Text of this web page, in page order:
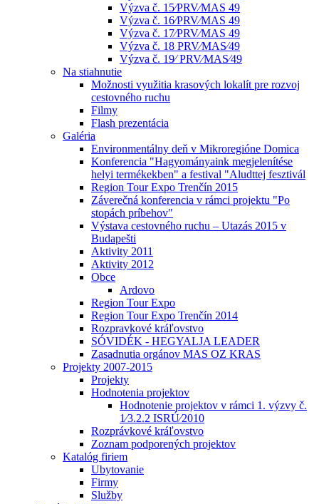
Výzva č. 15⁄PRV⁄MAS 49
Výzva č. 16⁄PRV⁄MAS 49
Výzva č. 17⁄PRV⁄MAS 49
Výzva č. 18 PRV⁄MAS⁄49
Výzva č. 19⁄ PRV⁄MAS⁄49
Na stiahnutie
Možnosti využitia krasových lokalít pre rozvoj
cestovného ruchu
Filmy
Flash prezentácia
Galéria
Environmentálny deň v Mikroregióne Domica
Konferencia "Hagyományaink megjelenítése
helyi termékekben" a festival "Aludttej fesztivál
Region Tour Expo Trenčín 2015
Záverečná konferencia v rámci projektu "Po
stopách príbehov"
Výstava cestovného ruchu – Utazás 2015 v
Budapešti
Aktivity 2011
Aktivity 2012
Obce
Ardovo
Region Tour Expo
Region Tour Expo Trenčín 2014
Rozpravkové kráľovstvo
SÓVIDÉK - HEGYALJA LEADER
Zasadnutia orgánov MAS OZ KRAS
Projekty 2007-2015
Projekty
Hodnotenia projektov
Hodnotenie projektov v rámci 1. výzvy č.
1⁄3.2.2 ISRÚ⁄2010
Rozprávkové kráľovstvo
Zoznam podporených projektov
Katalóg firiem
Ubytovanie
Firmy
Služby